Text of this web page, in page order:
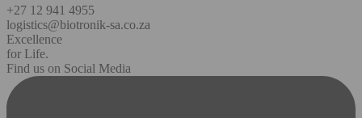
+27 12 941 4955
logistics@biotronik-sa.co.za
Excellence
for Life.
Find us on Social Media